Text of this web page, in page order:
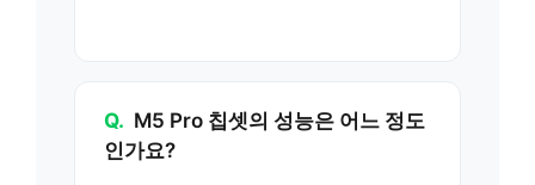
Q. M5 Pro 칩셋의 성능은 어느 정도
인가요?